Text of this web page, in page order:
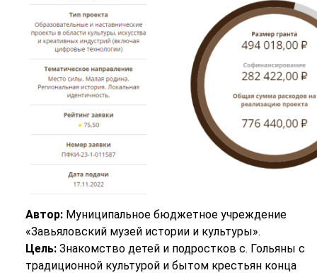
Автор: Муниципальное бюджетное учреждение
«Завьяловский музей истории и культуры».
Цель: Знакомство детей и подростков с. Гольяны с
традиционной культурой и бытом крестьян конца